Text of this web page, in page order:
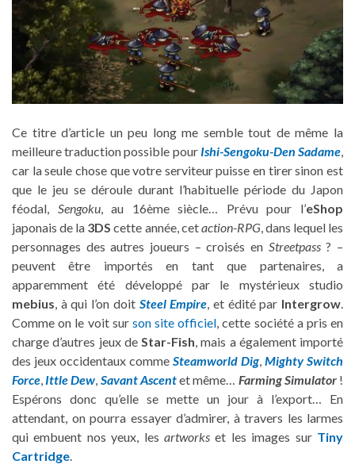
Ce titre d’article un peu long me semble tout de même la
meilleure traduction possible pour Ishi-Sengoku-Den Sadame
car la seule chose que votre serviteur puisse en tirer sinon est
que le jeu se déroule durant l’habituelle période du Japon
féodal, Sengoku, au 16ème siècle… Prévu pour l’eShop
japonais de la 3DS cette année, cetaction-RPG, dans lequel les
personnages des autres joueurs – croisés en Streetpass? –
peuvent être importés en tant que partenaires, a
apparemment été développé par le mystérieux studio
mebius , à qui l’on doit Steel Empire , et édité par Intergrow
Comme on le voit sur son site officiel , cette société a pris en
charge d’autres jeux de Star-Fish , mais a également importé
des jeux occidentaux comme Steamworld Dig Mighty Switch
Force Ittle Dew Savant Ascentet même… Farming Simulator!
Espérons donc qu’elle se mette un jour à l’export… En
attendant, on pourra essayer d’admirer, à travers les larmes
qui embuent nos yeux, les artworks et les images sur Tiny
Cartridge